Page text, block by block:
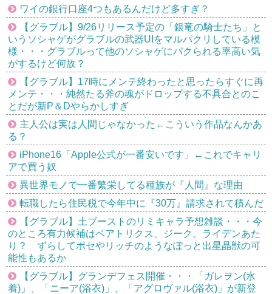
ワイの銀行口座4つもあるんだけど多すぎ？
【グラブル】9/26リリース予定の「銀竜の騎士たち」と
いうソシャゲがグラブルの武器UIをマルパクリしている模
様・・・グラブルって他のソシャゲにパクられる率高い気
がするけど何故？
【グラブル】17時にメンテ終わったと思ったらすぐに再
メンテ・・・純然たる斧の魂がドロップする不具合とのこ
とだが新P＆Dやらかしすぎ
主人公は実は人間じゃなかった←こういう作品なんかあ
る？
iPhone16「Apple公式が一番安いです」←これでキャリ
アで買う奴
異世界モノで一番繁栄してる種族が『人間』な理由
転職したら住民税で今年中に『30万』請求されて積んだ
【グラブル】土ブーストのリミキャラ予想雑談・・・今
のところ有力候補はベアトリクス、ジーク、ライデンあた
り？ ずらしてポセやリッチのようなぽっと出星晶獣の可
能性もあるか
【グラブル】グランデフェス開催・・・「ガレヲン(水
着)」、「ニーア(浴衣)」、「アグロヴァル(浴衣)」が新登